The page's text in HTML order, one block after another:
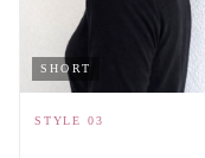
SHORT
STYLE 03